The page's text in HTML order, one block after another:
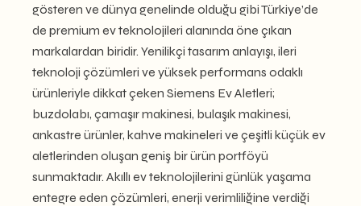
gösteren ve dünya genelinde olduğu gibi Türkiye’de
de premium ev teknolojileri alanında öne çıkan
markalardan biridir. Yenilikçi tasarım anlayışı, ileri
teknoloji çözümleri ve yüksek performans odaklı
ürünleriyle dikkat çeken Siemens Ev Aletleri;
buzdolabı, çamaşır makinesi, bulaşık makinesi,
ankastre ürünler, kahve makineleri ve çeşitli küçük ev
aletlerinden oluşan geniş bir ürün portföyü
sunmaktadır. Akıllı ev teknolojilerini günlük yaşama
entegre eden çözümleri, enerji verimliliğine verdiği